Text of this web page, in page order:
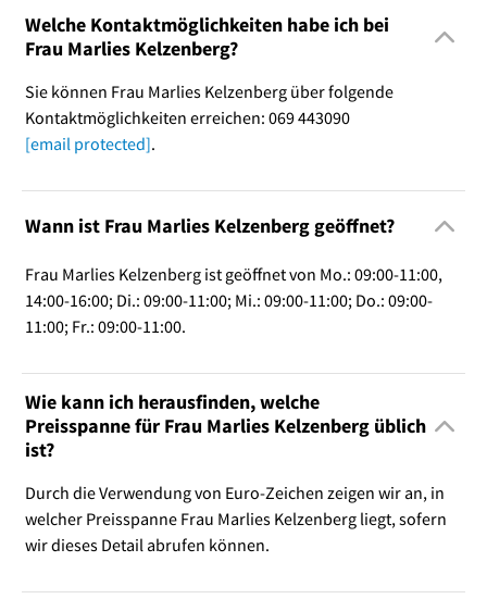
Welche Kontaktmöglichkeiten habe ich bei
Frau Marlies Kelzenberg?
Sie können Frau Marlies Kelzenberg über folgende
Kontaktmöglichkeiten erreichen: 069 443090
[email protected].
Wann ist Frau Marlies Kelzenberg geöffnet?
Frau Marlies Kelzenberg ist geöffnet von Mo.: 09:00-11:00,
14:00-16:00; Di.: 09:00-11:00; Mi.: 09:00-11:00; Do.: 09:00-
11:00; Fr.: 09:00-11:00.
Wie kann ich herausfinden, welche
Preisspanne für Frau Marlies Kelzenberg üblich
ist?
Durch die Verwendung von Euro-Zeichen zeigen wir an, in
welcher Preisspanne Frau Marlies Kelzenberg liegt, sofern
wir dieses Detail abrufen können.